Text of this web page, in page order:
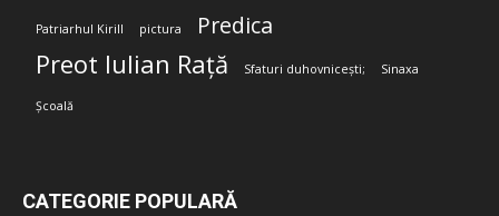
Patriarhul Kirill pictura Predica
Preot Iulian Rață Sfaturi duhovnicești; Sinaxa
Școală
CATEGORIE POPULARĂ